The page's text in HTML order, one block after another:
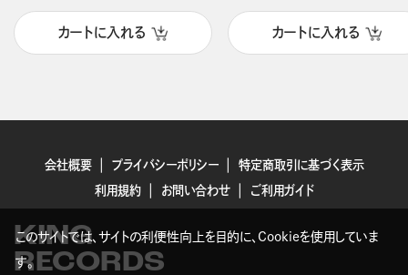
カートに入れる カートに入れる
会社概要 プライバシーポリシー
特定商取引に基づく表示
利用規約
お問い合わせ ご利用ガイド
KING
RECORDS
このサイトでは、サイトの利便性向上を目的に、Cookieを使用していま
す。